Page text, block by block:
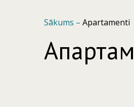
Sākums – Apartamenti